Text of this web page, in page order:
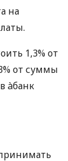
на
1,3% от
от суммы
àбанк